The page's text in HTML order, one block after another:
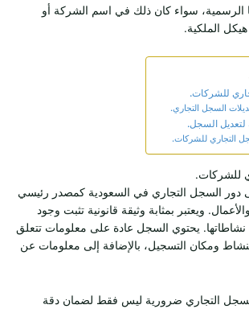
الرسمية، سواء كان ذلك في اسم الشركة أو
الملكية.
للشركات.
السجل التجاري.
لتعديل السجل.
التجاري للشركات.
للشركات.
دور السجل التجاري في السعودية كمصدر رئيسي
ويعتبر بمثابة وثيقة قانونية تثبت وجود
نشاطاتها. يحتوي السجل عادة على معلومات تتعلق
ومكان التسجيل، بالإضافة إلى معلومات عن
التجاري ضرورية ليس فقط لضمان دقة